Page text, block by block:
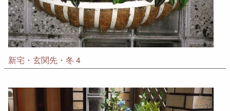
新宅・玄関先・冬 4